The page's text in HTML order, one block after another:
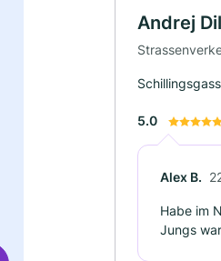
Andrej
5.0
Alex B.
Habe im
Jungs